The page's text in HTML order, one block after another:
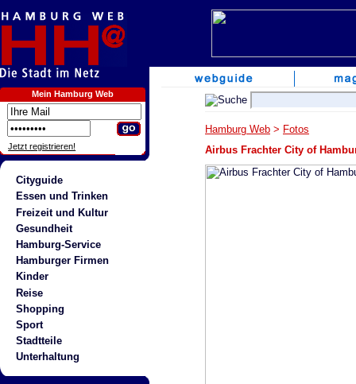
Mein Hamburg Web
Jetzt registrieren!
Cityguide
Essen und Trinken
Freizeit und Kultur
Gesundheit
Hamburg-Service
Hamburger Firmen
Kinder
Reise
Shopping
Sport
Stadtteile
Unterhaltung
Hamburg Web > Fotos
Airbus Frachter City of